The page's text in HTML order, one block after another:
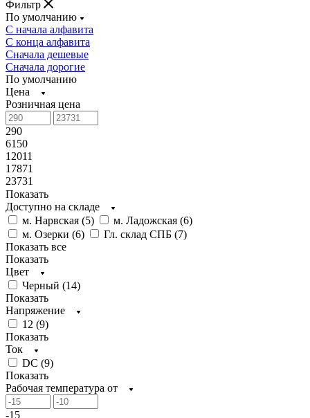
Фильтр
По умолчанию
С начала алфавита
С конца алфавита
Сначала дешевые
Сначала дорогие
По умолчанию
Цена
Розничная цена
290
6150
12011
17871
23731
Показать
Доступно на складе
м. Нарвская (5) м. Ладожская (6)
м. Озерки (6) Гл. склад СПБ (7)
Показать все
Показать
Цвет
Черный (14)
Показать
Напряжение
12 (9)
Показать
Ток
DC (9)
Показать
Рабочая температура от
-15